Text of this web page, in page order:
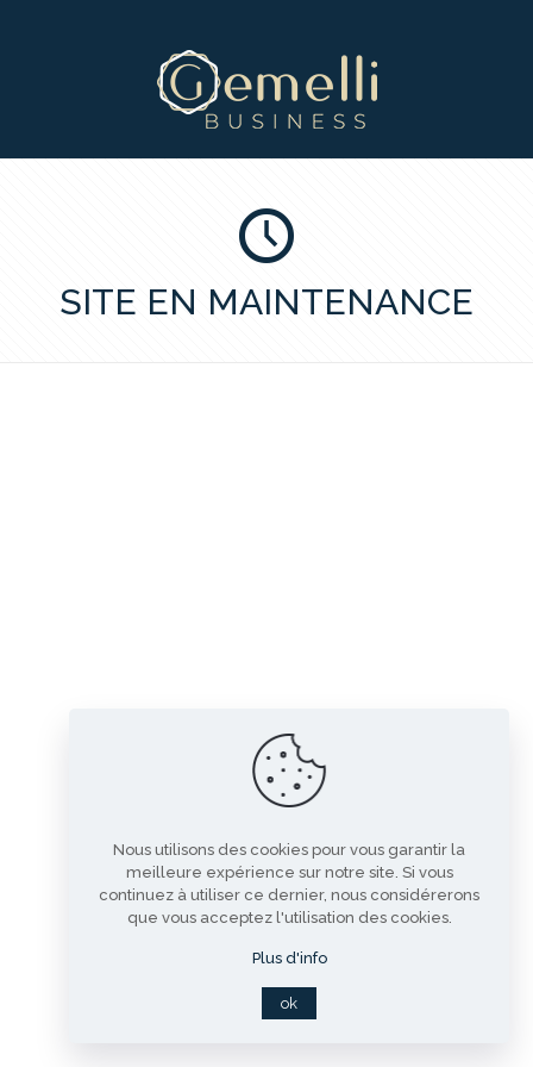
SITE EN MAINTENANCE
Nous utilisons des cookies pour vous garantir la
meilleure expérience sur notre site. Si vous
continuez à utiliser ce dernier, nous considérerons
que vous acceptez l'utilisation des cookies.
Plus d'info
ok